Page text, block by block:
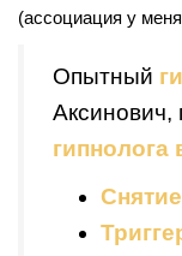
(ассоциация у
Опытный
Аксинович,
гипнолога